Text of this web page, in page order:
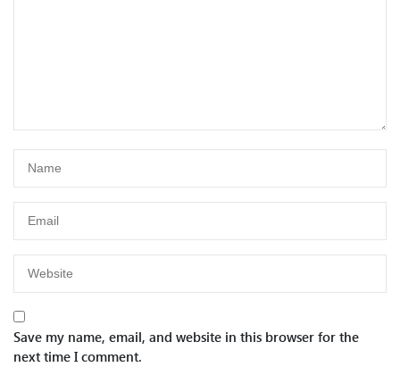
Save my name, email, and website in this browser for the
next time I comment.